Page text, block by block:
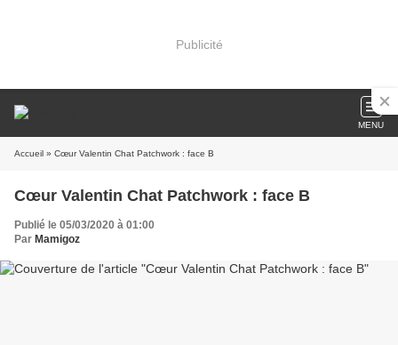
Publicité
MENU
Accueil » Cœur Valentin Chat Patchwork : face B
Cœur Valentin Chat Patchwork : face B
Publié le 05/03/2020 à 01:00
Par Mamigoz